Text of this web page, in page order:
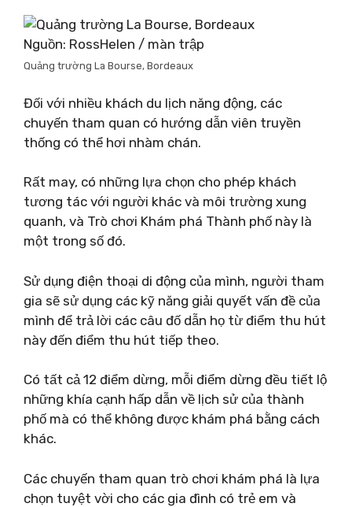
Nguồn: RossHelen / màn trập
Quảng trường La Bourse, Bordeaux
Đối với nhiều khách du lịch năng động, các
chuyến tham quan có hướng dẫn viên truyền
thống có thể hơi nhàm chán.
Rất may, có những lựa chọn cho phép khách
tương tác với người khác và môi trường xung
quanh, và Trò chơi Khám phá Thành phố này là
một trong số đó.
Sử dụng điện thoại di động của mình, người tham
gia sẽ sử dụng các kỹ năng giải quyết vấn đề của
mình để trả lời các câu đố dẫn họ từ điểm thu hút
này đến điểm thu hút tiếp theo.
Có tất cả 12 điểm dừng, mỗi điểm dừng đều tiết lộ
những khía cạnh hấp dẫn về lịch sử của thành
phố mà có thể không được khám phá bằng cách
khác.
Các chuyến tham quan trò chơi khám phá là lựa
chọn tuyệt vời cho các gia đình có trẻ em và